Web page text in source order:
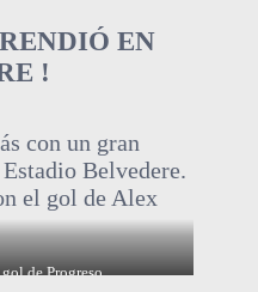
EN
!
con un gran
Belvedere.
el gol de Alex
de Progreso